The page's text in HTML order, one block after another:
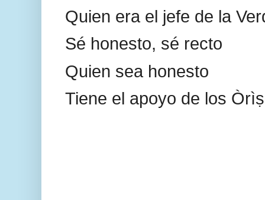
Quien era el jefe de la
Sé honesto, sé recto
Quien sea honesto
Tiene el apoyo de los